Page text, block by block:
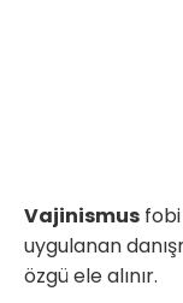
Vajinismus
uygulanan
özgü ele alınır.